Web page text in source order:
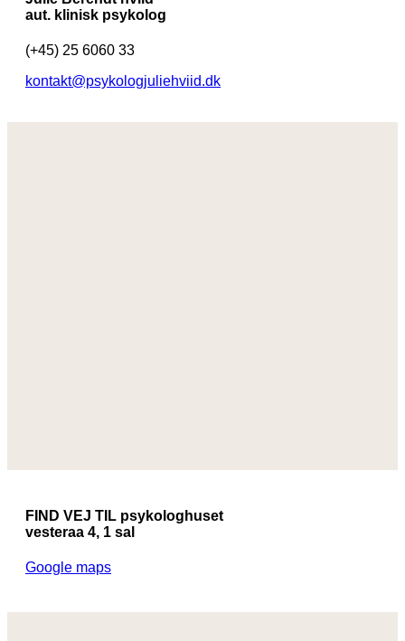
aut. klinisk psykolog
(+45) 25 6060 33
kontakt@psykologjuliehviid.dk
FIND VEJ TIL psykologhuset
vesteraa 4, 1 sal
Google maps